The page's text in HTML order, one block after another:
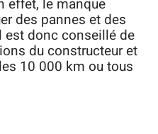
effet, le manque
des pannes et des
est donc conseillé de
du constructeur et
10 000 km ou tous